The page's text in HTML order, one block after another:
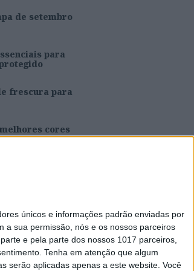
únicos e informações padrão enviadas por
a sua permissão, nós e os nossos parceiros
e pela parte dos nossos 1017 parceiros,
Tenha em atenção que algum
serão aplicadas apenas a este website. Você
de setembro
para
frescura para
cores